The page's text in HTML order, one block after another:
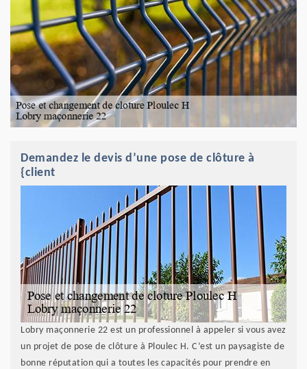
Demandez le devis d’une pose de clôture à
{client
Lobry maçonnerie 22 est un professionnel à appeler si vous avez
un projet de pose de clôture à Ploulec H. C’est un paysagiste de
bonne réputation qui a toutes les capacités pour prendre en